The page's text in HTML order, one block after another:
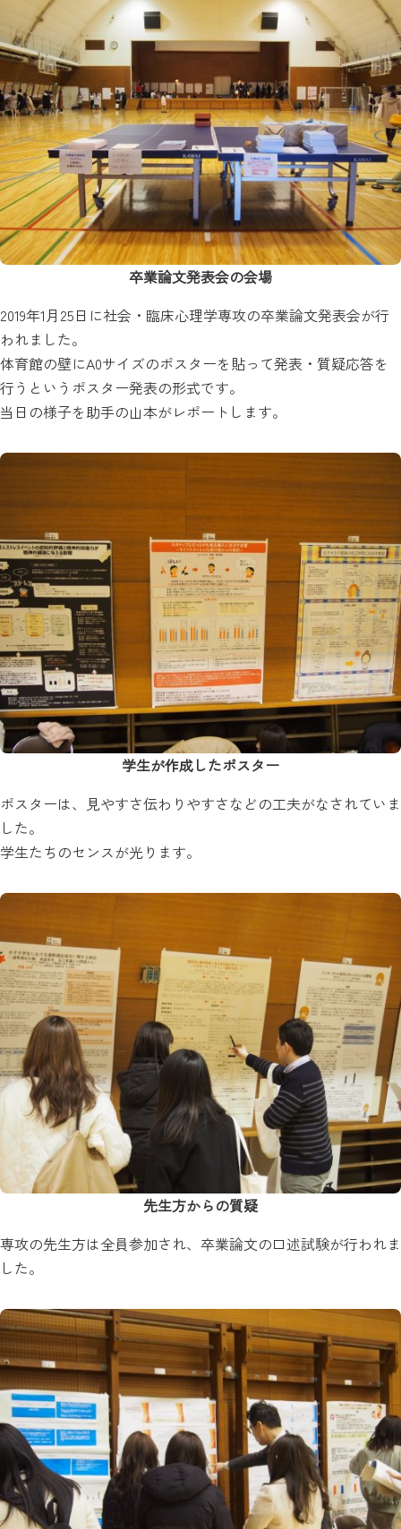
卒業論文発表会の会場
2019年1月25日に社会・臨床心理学専攻の卒業論文発表会が行
われました。
体育館の壁にA0サイズのポスターを貼って発表・質疑応答を
行うというポスター発表の形式です。
当日の様子を助手の山本がレポートします。
学生が作成したポスター
ポスターは、見やすさ伝わりやすさなどの工夫がなされていま
した。
学生たちのセンスが光ります。
先生方からの質疑
専攻の先生方は全員参加され、卒業論文の口述試験が行われま
した。